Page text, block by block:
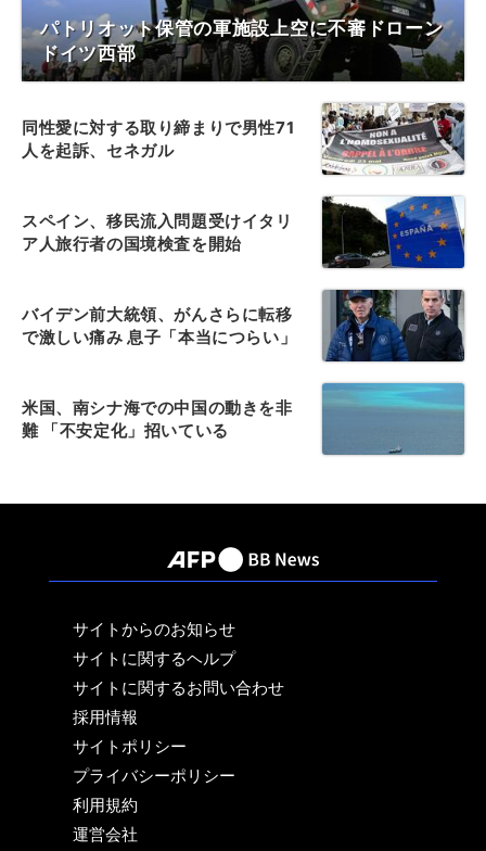
パトリオット保管の軍施設上空に不審ドローン
ドイツ西部
同性愛に対する取り締まりで男性71
人を起訴、セネガル
スペイン、移民流入問題受けイタリ
ア人旅行者の国境検査を開始
バイデン前大統領、がんさらに転移
で激しい痛み 息子「本当につらい」
米国、南シナ海での中国の動きを非
難 「不安定化」招いている
サイトからのお知らせ
サイトに関するヘルプ
サイトに関するお問い合わせ
採用情報
サイトポリシー
プライバシーポリシー
利用規約
運営会社